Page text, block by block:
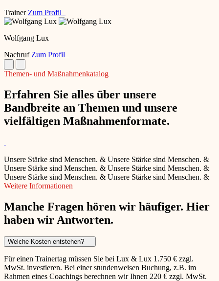
Trainer Zum Profil
Wolfgang Lux
Nachruf Zum Profil
Themen- und Maßnahmenkatalog
Erfahren Sie alles über unsere
Bandbreite an Themen und unsere
vielfältigen Maßnahmenformate.
Unsere Stärke sind Menschen. & Unsere Stärke sind Menschen. &
Unsere Stärke sind Menschen. & Unsere Stärke sind Menschen. &
Unsere Stärke sind Menschen. & Unsere Stärke sind Menschen. &
Weitere Informationen
Manche Fragen hören wir häufiger. Hier
haben wir Antworten.
Welche Kosten entstehen?
Für einen Trainertag müssen Sie bei Lux & Lux 1.750 € zzgl.
MwSt. investieren. Bei einer stundenweisen Buchung, z.B. im
Rahmen eines Coachings berechnen wir Ihnen 220 € zzgl. MwSt.